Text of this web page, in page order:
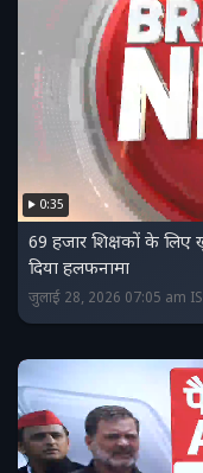
0:35
69 हजार शिक्षकों के लिए
दिया हलफनामा
जुलाई 28, 2026 07:05 am